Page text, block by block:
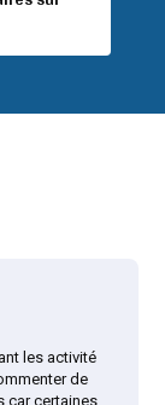
les activité
de
car certaines